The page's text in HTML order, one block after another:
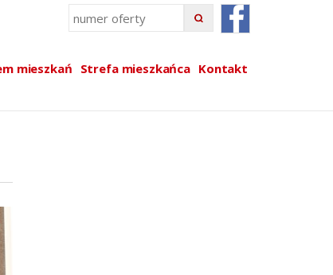
mieszkań Strefa mieszkańca Kontakt